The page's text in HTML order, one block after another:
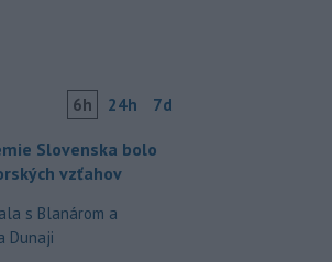
6h 24h 7d
Slovenska bolo
vzťahov
s Blanárom a
Dunaji